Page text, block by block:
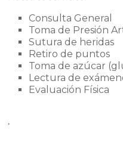
Consulta General
Toma de Presión
Sutura de heridas
Retiro de puntos
Toma de azúcar
Lectura de
Evaluación Física
.